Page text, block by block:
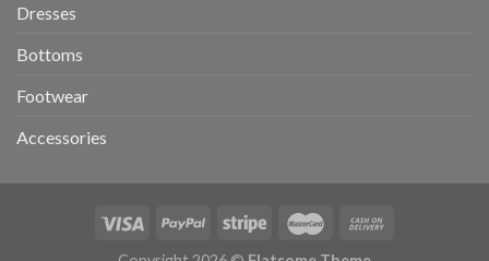
Dresses
Bottoms
Footwear
Accessories